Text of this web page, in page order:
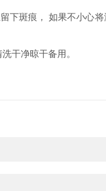
斑痕， 如果不小心将
干净晾干备用。